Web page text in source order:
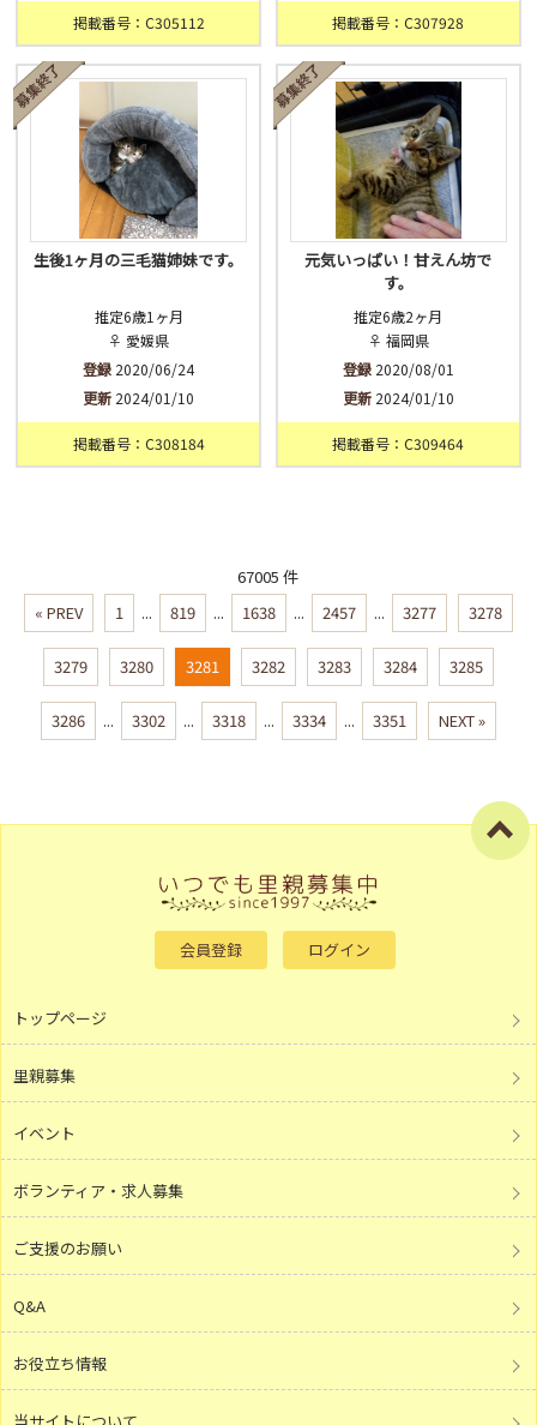
掲載番号：C305112 掲載番号：C307928
生後1ヶ月の三毛猫姉妹です。
推定6歳1ヶ月
♀ 愛媛県
登録 2020/06/24
更新 2024/01/10
掲載番号：C308184
元気いっぱい！甘えん坊で
す。
推定6歳2ヶ月
♀ 福岡県
登録2020/08/01
更新2024/01/10
掲載番号：C309464
67005 件
« PREV
1 ... 819 ... 1638 ... 2457 ... 3277 3278
3279 3280 3281 3282 3283 3284 3285
3286 ... 3302 ... 3318 ... 3334 ... 3351 NEXT »
会員登録 ログイン
トップページ
里親募集
イベント
ボランティア・求人募集
ご支援のお願い
Q&A
お役立ち情報